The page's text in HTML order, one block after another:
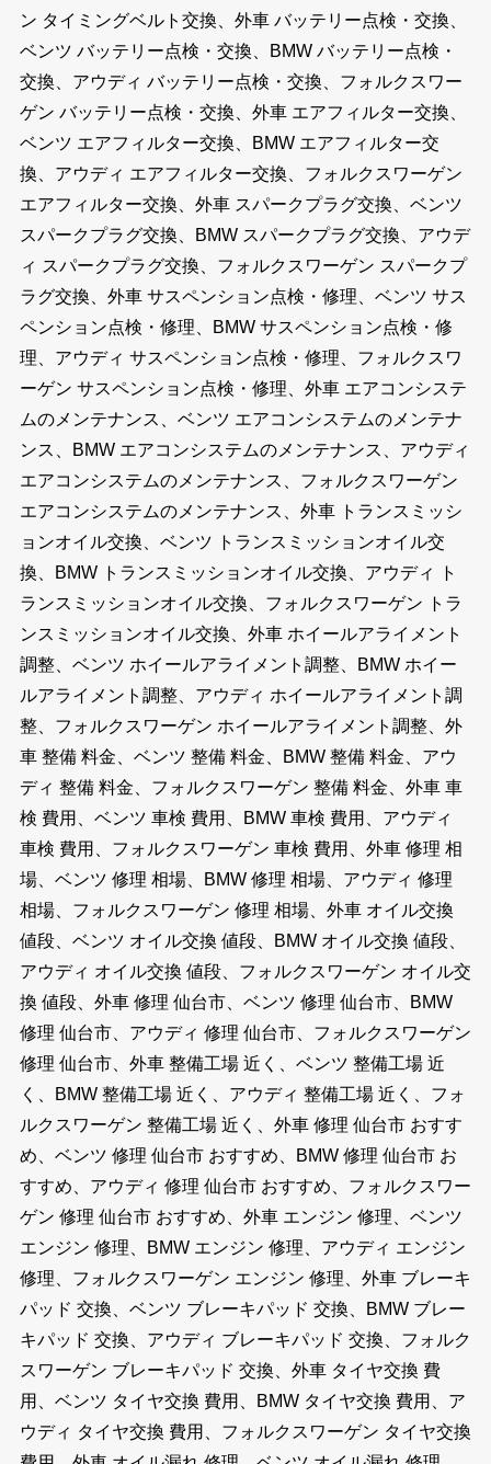
ン タイミングベルト交換、外車 バッテリー点検・交換、
ベンツ バッテリー点検・交換、BMW バッテリー点検・
交換、アウディ バッテリー点検・交換、フォルクスワー
ゲン バッテリー点検・交換、外車 エアフィルター交換、
ベンツ エアフィルター交換、BMW エアフィルター交
換、アウディ エアフィルター交換、フォルクスワーゲン
エアフィルター交換、外車 スパークプラグ交換、ベンツ
スパークプラグ交換、BMW スパークプラグ交換、アウデ
ィ スパークプラグ交換、フォルクスワーゲン スパークプ
ラグ交換、外車 サスペンション点検・修理、ベンツ サス
ペンション点検・修理、BMW サスペンション点検・修
理、アウディ サスペンション点検・修理、フォルクスワ
ーゲン サスペンション点検・修理、外車 エアコンシステ
ムのメンテナンス、ベンツ エアコンシステムのメンテナ
ンス、BMW エアコンシステムのメンテナンス、アウディ
エアコンシステムのメンテナンス、フォルクスワーゲン
エアコンシステムのメンテナンス、外車 トランスミッシ
ョンオイル交換、ベンツ トランスミッションオイル交
換、BMW トランスミッションオイル交換、アウディ ト
ランスミッションオイル交換、フォルクスワーゲン トラ
ンスミッションオイル交換、外車 ホイールアライメント
調整、ベンツ ホイールアライメント調整、BMW ホイー
ルアライメント調整、アウディ ホイールアライメント調
整、フォルクスワーゲン ホイールアライメント調整、外
車 整備 料金、ベンツ 整備 料金、BMW 整備 料金、アウ
ディ 整備 料金、フォルクスワーゲン 整備 料金、外車 車
検 費用、ベンツ 車検 費用、BMW 車検 費用、アウディ
車検 費用、フォルクスワーゲン 車検 費用、外車 修理 相
場、ベンツ 修理 相場、BMW 修理 相場、アウディ 修理
相場、フォルクスワーゲン 修理 相場、外車 オイル交換
値段、ベンツ オイル交換 値段、BMW オイル交換 値段、
アウディ オイル交換 値段、フォルクスワーゲン オイル交
換 値段、外車 修理 仙台市、ベンツ 修理 仙台市、BMW
修理 仙台市、アウディ 修理 仙台市、フォルクスワーゲン
修理 仙台市、外車 整備工場 近く、ベンツ 整備工場 近
く、BMW 整備工場 近く、アウディ 整備工場 近く、フォ
ルクスワーゲン 整備工場 近く、外車 修理 仙台市 おすす
め、ベンツ 修理 仙台市 おすすめ、BMW 修理 仙台市 お
すすめ、アウディ 修理 仙台市 おすすめ、フォルクスワー
ゲン 修理 仙台市 おすすめ、外車 エンジン 修理、ベンツ
エンジン 修理、BMW エンジン 修理、アウディ エンジン
修理、フォルクスワーゲン エンジン 修理、外車 ブレーキ
パッド 交換、ベンツ ブレーキパッド 交換、BMW ブレー
キパッド 交換、アウディ ブレーキパッド 交換、フォルク
スワーゲン ブレーキパッド 交換、外車 タイヤ交換 費
用、ベンツ タイヤ交換 費用、BMW タイヤ交換 費用、ア
ウディ タイヤ交換 費用、フォルクスワーゲン タイヤ交換